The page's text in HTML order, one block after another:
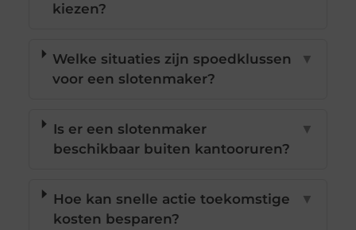
kiezen?
Welke situaties zijn spoedklussen
voor een slotenmaker?
▼
Is er een slotenmaker
beschikbaar buiten kantooruren?
▼
Hoe kan snelle actie toekomstige
kosten besparen?
▼